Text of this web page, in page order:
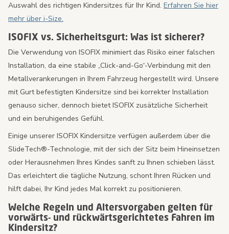
Auswahl des richtigen Kindersitzes für Ihr Kind. Erfahren Sie hier
mehr über i-Size.
ISOFIX vs. Sicherheitsgurt: Was ist sicherer?
Die Verwendung von ISOFIX minimiert das Risiko einer falschen
Installation, da eine stabile „Click-and-Go“-Verbindung mit den
Metallverankerungen in Ihrem Fahrzeug hergestellt wird. Unsere
mit Gurt befestigten Kindersitze sind bei korrekter Installation
genauso sicher, dennoch bietet ISOFIX zusätzliche Sicherheit
und ein beruhigendes Gefühl.
Einige unserer ISOFIX Kindersitze verfügen außerdem über die
SlideTech®-Technologie, mit der sich der Sitz beim Hineinsetzen
oder Herausnehmen Ihres Kindes sanft zu Ihnen schieben lässt.
Das erleichtert die tägliche Nutzung, schont Ihren Rücken und
hilft dabei, Ihr Kind jedes Mal korrekt zu positionieren.
Welche Regeln und Altersvorgaben gelten für
vorwärts- und rückwärtsgerichtetes Fahren im
Kindersitz?